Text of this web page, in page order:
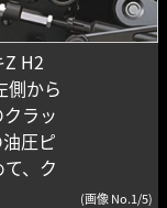
H2
側から
ラッ
圧ピ
、ク
(画像 No.1/5)